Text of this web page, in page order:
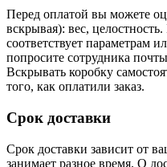
Перед оплатой вы можете
вскрывая): вес,
соответствует параметрам
попросите сотрудника
Вскрывать коробку
того, как оплатили заказ.
Срок доставки
Срок доставки зависит от
занимает разное время. О